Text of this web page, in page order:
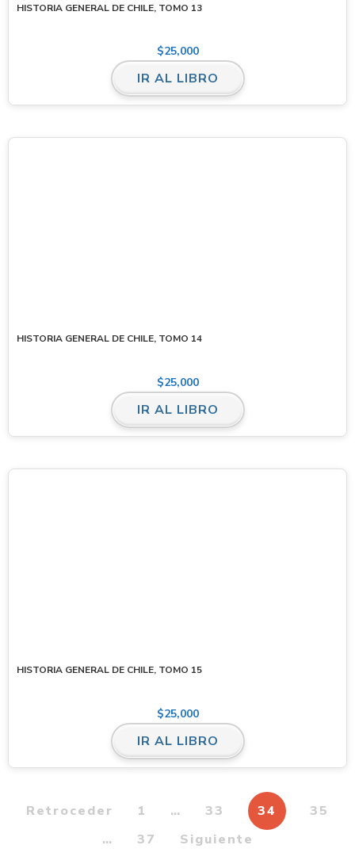
HISTORIA GENERAL DE CHILE, TOMO 13
$25,000
IR AL LIBRO
HISTORIA GENERAL DE CHILE, TOMO 14
$25,000
IR AL LIBRO
HISTORIA GENERAL DE CHILE, TOMO 15
$25,000
IR AL LIBRO
Retroceder 1 … 33 34
35
…
37 Siguiente